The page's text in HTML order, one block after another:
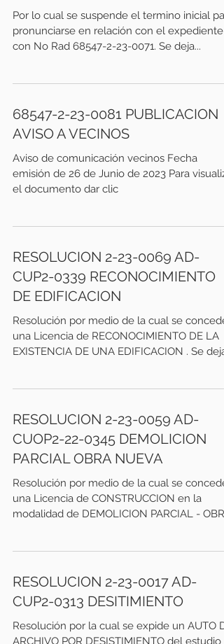
Por lo cual se suspende el termino inicial
pronunciarse en relación con el expediente
con No Rad 68547-2-23-0071. Se deja...
68547-2-23-0081 PUBLICACION
AVISO A VECINOS
Aviso de comunicación vecinos Fecha
emisión de 26 de Junio de 2023 Para visualizar
el documento dar clic
RESOLUCION 2-23-0069 AD-
CUP2-0339 RECONOCIMIENTO
DE EDIFICACION
Resolución por medio de la cual se concede
una Licencia de RECONOCIMIENTO DE LA
EXISTENCIA DE UNA EDIFICACION . Se deja
RESOLUCION 2-23-0059 AD-
CUOP2-22-0345 DEMOLICION
PARCIAL OBRA NUEVA
Resolución por medio de la cual se concede
una Licencia de CONSTRUCCION en la
modalidad de DEMOLICION PARCIAL - OBRA
RESOLUCION 2-23-0017 AD-
CUP2-0313 DESITIMIENTO
Resolución por la cual se expide un AUTO
ARCHIVO POR DESISTIMIENTO del estudio